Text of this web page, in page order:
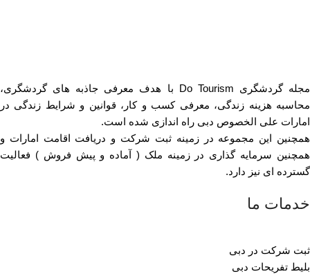
مجله گردشگری Do Tourism با هدف معرفی جاذبه های گردشگری،
محاسبه هزینه زندگی، معرفی کسب و کار، قوانین و شرایط زندگی در
امارات علی الخصوص دبی راه اندازی شده است.
همچنین این مجموعه در زمینه ثبت شرکت و دریافت اقامت امارات و
همچنین سرمایه گذاری در زمینه ملک ( آماده و پیش فروش ) فعالیت
گسترده ای نیز دارد.
خدمات ما
ثبت شرکت در دبی
بلیط تفریحات دبی